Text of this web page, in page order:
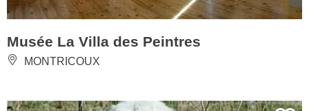
Musée La Villa des Peintres
MONTRICOUX